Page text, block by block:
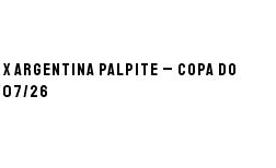
Argentina palpite – Copa do
07/26